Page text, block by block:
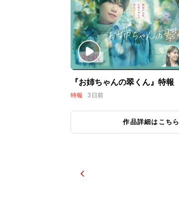
『お姉ちゃんの翠くん』特報
特報 3日前
作品詳細はこちら